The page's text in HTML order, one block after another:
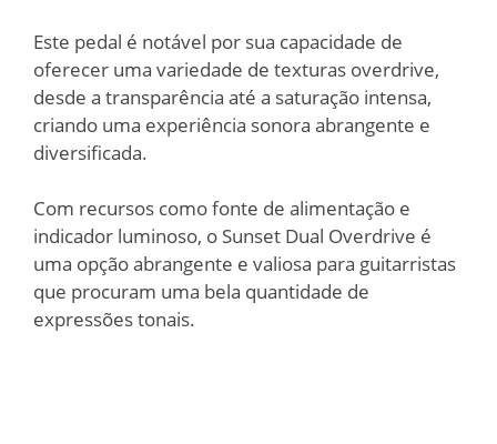
Este pedal é notável por sua capacidade de
oferecer uma variedade de texturas overdrive,
desde a transparência até a saturação intensa,
criando uma experiência sonora abrangente e
diversificada.
Com recursos como fonte de alimentação e
indicador luminoso, o Sunset Dual Overdrive é
uma opção abrangente e valiosa para guitarristas
que procuram uma bela quantidade de
expressões tonais.